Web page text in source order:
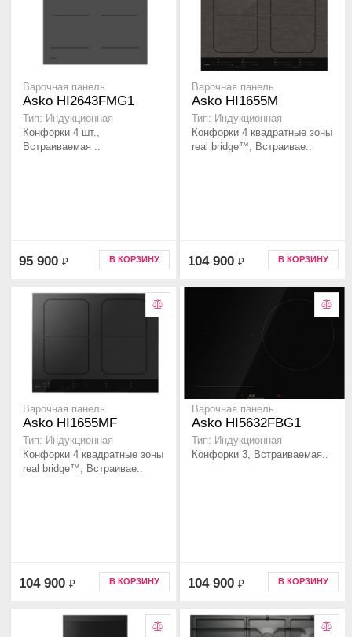
Варочная панель
Asko HI2643FMG1
Тип: Индукционная
Конфорки 4 шт.,
Встраиваемая ..
95 900 ₽ В КОРЗИНУ
Варочная панель
Asko HI1655M
Тип: Индукционная
Конфорки 4 квадратные зоны
real bridge™, Встраивае..
104 900 ₽ В КОРЗИНУ
Варочная панель
Asko HI1655MF
Тип: Индукционная
Конфорки 4 квадратные зоны
real bridge™, Встраивае..
104 900 ₽ В КОРЗИНУ
Варочная панель
Asko HI5632FBG1
Тип: Индукционная
Конфорки 3, Встраиваемая..
104 900 ₽ В КОРЗИНУ